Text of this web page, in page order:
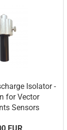
Isolator -
for Vector
Sensors